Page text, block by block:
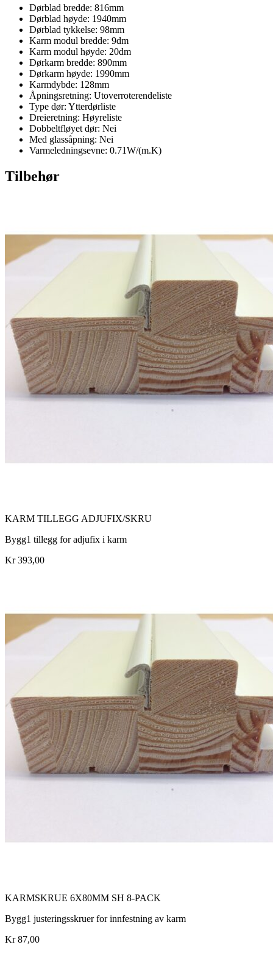
Dørblad bredde: 816mm
Dørblad høyde: 1940mm
Dørblad tykkelse: 98mm
Karm modul bredde: 9dm
Karm modul høyde: 20dm
Dørkarm bredde: 890mm
Dørkarm høyde: 1990mm
Karmdybde: 128mm
Åpningsretning: Utoverroterendeliste
Type dør: Ytterdørliste
Dreieretning: Høyreliste
Dobbeltfløyet dør: Nei
Med glassåpning: Nei
Varmeledningsevne: 0.71W/(m.K)
Tilbehør
KARM TILLEGG ADJUFIX/SKRU
Bygg1 tillegg for adjufix i karm
Kr 393,00
KARMSKRUE 6X80MM SH 8-PACK
Bygg1 justeringsskruer for innfestning av karm
Kr 87,00